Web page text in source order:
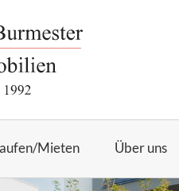
Mieten Über uns